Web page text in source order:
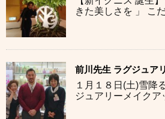
きた美しさを 」 こ
前川先生 ラグジュア
１月１８日(土)雪
ジュアリーメイクア